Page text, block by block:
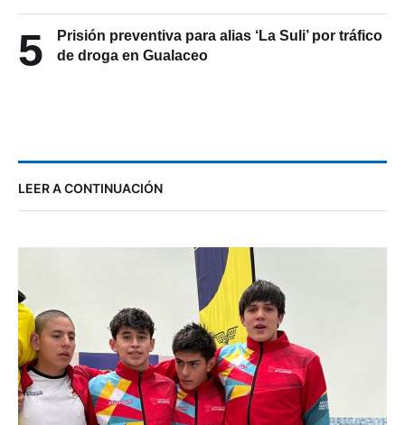
5
Prisión preventiva para alias ‘La Suli’ por tráfico
de droga en Gualaceo
LEER A CONTINUACIÓN